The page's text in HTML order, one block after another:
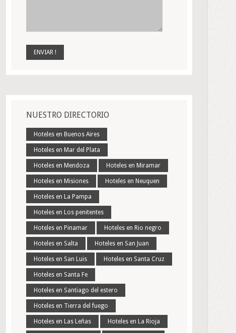
NUESTRO DIRECTORIO
Hoteles en Buenos Aires
Hoteles en Mar del Plata
Hoteles en Mendoza Hoteles en Miramar
Hoteles en Misiones Hoteles en Neuquen
Hoteles en La Pampa
Hoteles en Los penitentes
Hoteles en Pinamar Hoteles en Rio negro
Hoteles en Salta Hoteles en San Juan
Hoteles en San Luis Hoteles en Santa Cruz
Hoteles en Santa Fe
Hoteles en Santiago del estero
Hoteles en Tierra del fuego
Hoteles en Las Leñas Hoteles en La Rioja